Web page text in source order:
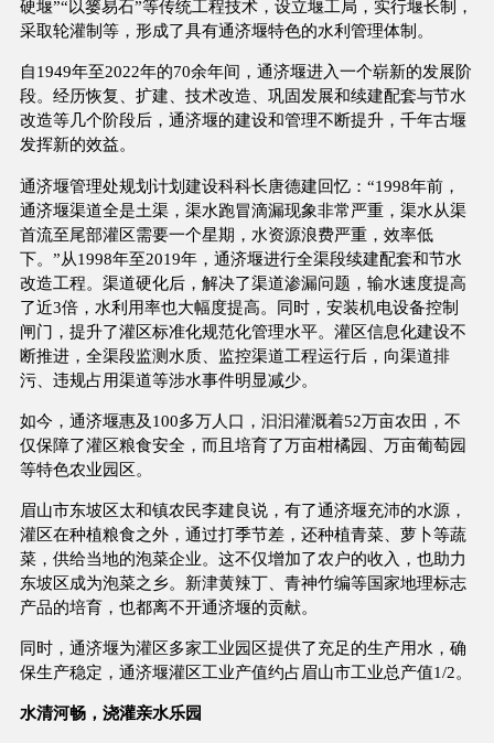
硬堰”“以篓易石”等传统工程技术，设立堰工局，实行堰长制，
采取轮灌制等，形成了具有通济堰特色的水利管理体制。
自1949年至2022年的70余年间，通济堰进入一个崭新的发展阶
段。经历恢复、扩建、技术改造、巩固发展和续建配套与节水
改造等几个阶段后，通济堰的建设和管理不断提升，千年古堰
发挥新的效益。
通济堰管理处规划计划建设科科长唐德建回忆：“1998年前，
通济堰渠道全是土渠，渠水跑冒滴漏现象非常严重，渠水从渠
首流至尾部灌区需要一个星期，水资源浪费严重，效率低
下。”从1998年至2019年，通济堰进行全渠段续建配套和节水
改造工程。渠道硬化后，解决了渠道渗漏问题，输水速度提高
了近3倍，水利用率也大幅度提高。同时，安装机电设备控制
闸门，提升了灌区标准化规范化管理水平。灌区信息化建设不
断推进，全渠段监测水质、监控渠道工程运行后，向渠道排
污、违规占用渠道等涉水事件明显减少。
如今，通济堰惠及100多万人口，汩汩灌溉着52万亩农田，不
仅保障了灌区粮食安全，而且培育了万亩柑橘园、万亩葡萄园
等特色农业园区。
眉山市东坡区太和镇农民李建良说，有了通济堰充沛的水源，
灌区在种植粮食之外，通过打季节差，还种植青菜、萝卜等蔬
菜，供给当地的泡菜企业。这不仅增加了农户的收入，也助力
东坡区成为泡菜之乡。新津黄辣丁、青神竹编等国家地理标志
产品的培育，也都离不开通济堰的贡献。
同时，通济堰为灌区多家工业园区提供了充足的生产用水，确
保生产稳定，通济堰灌区工业产值约占眉山市工业总产值1/2。
水清河畅，浇灌亲水乐园